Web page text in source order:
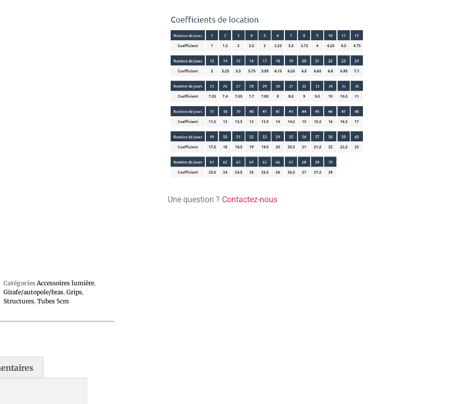
Une question ? Contactez-nous
Catégories Accessoires lumière,
Girafe/autopole/bras, Grips,
Structures, Tubes 5cm